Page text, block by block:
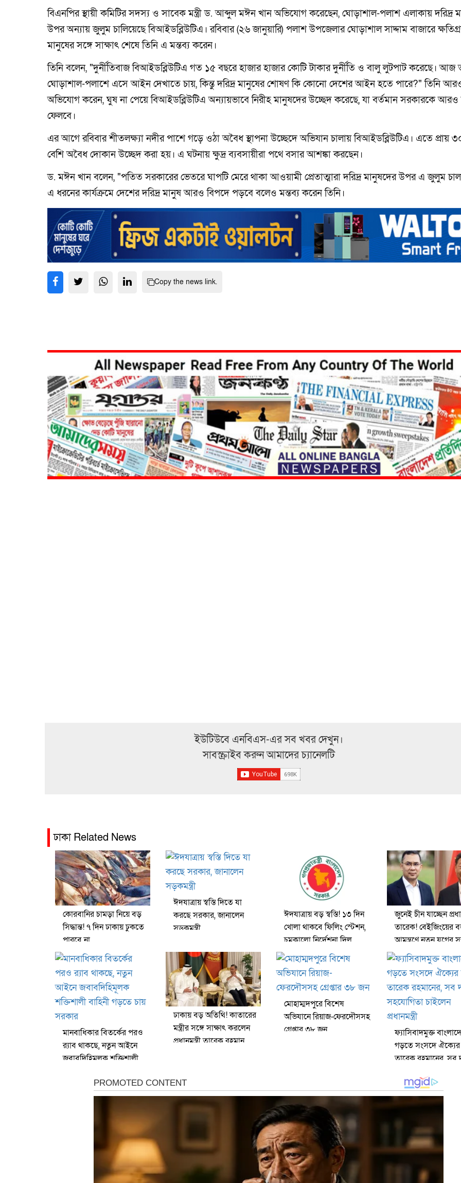
বিএনপির স্থায়ী কমিটির সদস্য ও সাবেক মন্ত্রী ড. আব্দুল মঈন খান অভিযোগ করেছেন, ঘোড়াশাল-পলাশ এলাকায় দরিদ্র
উপর অন্যায় জুলুম চালিয়েছে বিআইডব্লিউটিএ। রবিবার (২৬ জানুয়ারি) পলাশ উপজেলার ঘোড়াশাল সাদ্দাম বাজারে
মানুষের সঙ্গে সাক্ষাৎ শেষে তিনি এ মন্তব্য করেন।
তিনি বলেন, "দুর্নীতিবাজ বিআইডব্লিউটিএ গত ১৫ বছরে হাজার হাজার কোটি টাকার দুর্নীতি ও বালু লুটপাট করেছে। আজ
ঘোড়াশাল-পলাশে এসে আইন দেখাতে চায়, কিন্তু দরিদ্র মানুষের শোষণ কি কোনো দেশের আইন হতে পারে?" তিনি
অভিযোগ করেন, ঘুষ না পেয়ে বিআইডব্লিউটিএ অন্যায়ভাবে নিরীহ মানুষদের উচ্ছেদ করেছে, যা বর্তমান সরকারকে আরও
ফেলবে।
এর আগে রবিবার শীতলক্ষ্যা নদীর পাশে গড়ে ওঠা অবৈধ স্থাপনা উচ্ছেদে অভিযান চালায় বিআইডব্লিউটিএ। এতে প্রায়
বেশি অবৈধ দোকান উচ্ছেদ করা হয়। এ ঘটনায় ক্ষুদ্র ব্যবসায়ীরা পথে বসার আশঙ্কা করছেন।
ড. মঈন খান বলেন, "পতিত সরকারের ভেতরে ঘাপটি মেরে থাকা আওয়ামী প্রেতাত্মারা দরিদ্র মানুষদের উপর এ জুলুম
এ ধরনের কার্যক্রমে দেশের দরিদ্র মানুষ আরও বিপদে পড়বে বলেও মন্তব্য করেন তিনি।
Copy the news link.
ইউটিউবে এনবিএস-এর সব খবর দেখুন।
সাবস্ক্রাইব করুন আমাদের চ্যানেলটি
ঢাকা Related News
কোরবানির চামড়া নিয়ে বড়
সিদ্ধান্ত! ৭ দিন ঢাকায় ঢুকতে
পারবে না
ঈদযাত্রায় স্বস্তি দিতে যা
করছে সরকার, জানালেন
সড়কমন্ত্রী
ঈদযাত্রায় বড় স্বস্তি! ১৩ দিন
খোলা থাকবে ফিলিং স্টেশন,
চমকালো নির্দেশনা দিল
সরকার
জুনেই চীন যাচ্ছেন
তারেক! বেইজিংয়ের
আমন্ত্রণে নতুন যুগের
মানবাধিকার বিতর্কের পরও
র‍্যাব থাকছে, নতুন আইনে
জবাবদিহিমূলক শক্তিশালী
ঢাকায় বড় অতিথি! কাতারের
মন্ত্রীর সঙ্গে সাক্ষাৎ করলেন
প্রধানমন্ত্রী তারেক রহমান
মোহাম্মদপুরে বিশেষ
অভিযানে রিয়াজ-ফেরদৌসসহ
গ্রেপ্তার ৩৮ জন
ফ্যাসিবাদমুক্ত
গড়তে সংসদে
তারেক রহমানের, সব
প্রধানমন্ত্রী